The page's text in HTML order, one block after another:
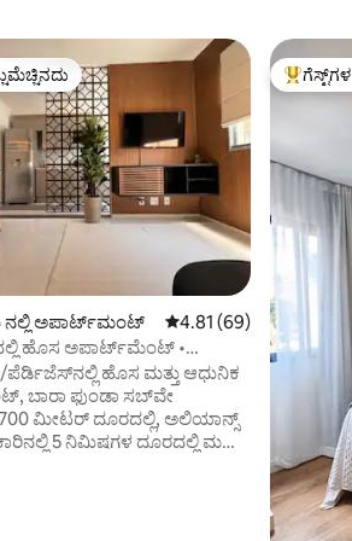
ನಲ್ಲಿ ಅಪಾರ್ಟ್‌ಮಂಟ್ 5 ರಲ್ಲಿ 4.81 ಸರಾಸರಿ
4.81 (69)
ಹೊಸ ಅಪಾರ್ಟ್‌ಮೆಂಟ್ •
ಹತ್ತಿರ
ಪೆರ್ಡಿಜೆಸ್‌ನಲ್ಲಿ ಹೊಸ ಮತ್ತು ಆಧುನಿಕ
ಬಾರಾ ಫುಂಡಾ ಸಬ್‌ವೇ
ಮೀಟರ್ ದೂರದಲ್ಲಿ, ಅಲಿಯಾನ್ಸ್
5 ನಿಮಿಷಗಳ ದೂರದಲ್ಲಿ ಮತ್ತು
ಗೆಸ್ಟ್‌ಗಳಿಗೆ